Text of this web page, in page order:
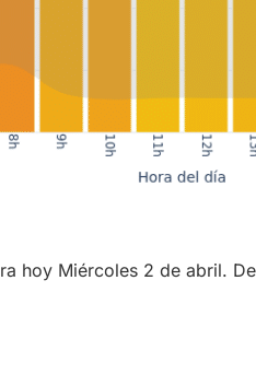
hoy Miércoles 2 de abril.